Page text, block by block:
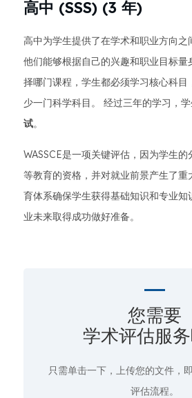
高中 (SSS) (3 年)
高中为学生提供了在学术和职业方向之
他们能够根据自己的兴趣和职业目标量
择哪门课程，学生都必须学习核心科目
少一门科学科目。 经过三年的学习，
试。
WASSCE是一项关键评估，因为学生
等教育的资格，并对就业前景产生了重
育体系确保学生获得基础知识和专业
业未来取得成功做好准备。
您需要
学术评估服务
只需单击一下，上传您的文件，
评估流程。